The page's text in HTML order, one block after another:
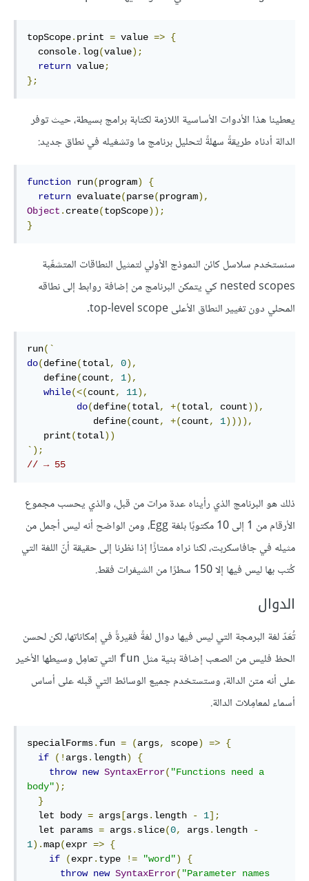
topScope. print = value => {
  console
. log(value);
return value;
};
يعطينا هذا الأدوات الأساسية اللازمة لكتابة برامج بسيطة، حيث توفر
الدالة أدناه طريقةً سهلةً لتحليل برنامج ما وتشغيله في نطاق جديد:
function run(program)
{
return evaluate(parse(program),
Object . create(topScope));
}
سنستخدم سلاسل كائن النموذج الأولي لتمثيل النطاقات المتشعِّبة
nested scopes كي يتمكن البرنامج من إضافة روابط إلى نطاقه
المحلي دون تغيير النطاق الأعلى top-level scope.
run(`
do(define(total, 0),
   define
(count, 1),
while(<(count, 11),
do(define(total, +(total, count)),
            define
(count, +(count, 1)))),
   print
(total))
`);
// → 55
ذلك هو البرنامج الذي رأيناه عدة مرات من قبل، والذي يحسب مجموع
الأرقام من 1 إلى 10 مكتوبًا بلغة Egg، ومن الواضح أنه ليس أجمل من
مثيله في جافاسكربت، لكنا نراه ممتازًا إذا نظرنا إلى حقيقة أنّ اللغة التي
كُتب بها ليس فيها إلا 150 سطرًا من الشيفرات فقط.
الدوال
تُعَدّ لغة البرمجة التي ليس فيها دوال لغةً فقيرةً في إمكاناتها، لكن لحسن
الحظ فليس من الصعب إضافة بنية مثل fun التي تعامِل وسيطها الأخير
على أنه متن الدالة، وستستخدم جميع الوسائط التي قبله على أساس
أسماء لمعامِلات الدالة.
specialForms. fun = (args, scope) => {
if
(! args. length)
{
throw new SyntaxError( "Functions need a
body");
}
  let body
= args [args. length - 1];
  let params
= args. slice(0, args. length
-
1).map(expr => {
if
(expr. type != "word")
{
throw new SyntaxError( "Parameter names